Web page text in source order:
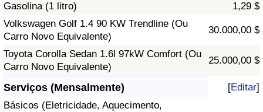
Gasolina (1 litro)
1,29 $
Volkswagen Golf 1.4 90 KW Trendline (Ou
Carro Novo Equivalente)
30.000,00 $
Toyota Corolla Sedan 1.6l 97kW Comfort (Ou
Carro Novo Equivalente)
25.000,00 $
Serviços (Mensalmente) [Editar]
Básicos (Eletricidade, Aquecimento,